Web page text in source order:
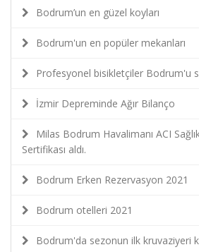
Bodrum’un en güzel koyları
Bodrum'un en popüler mekanları
Profesyonel bisikletçiler Bodrum'u
İzmir Depreminde Ağır Bilanço
Milas Bodrum Havalimanı ACI
Sertifikası aldı.
Bodrum Erken Rezervasyon 2021
Bodrum otelleri 2021
Bodrum'da sezonun ilk kruvaziyeri